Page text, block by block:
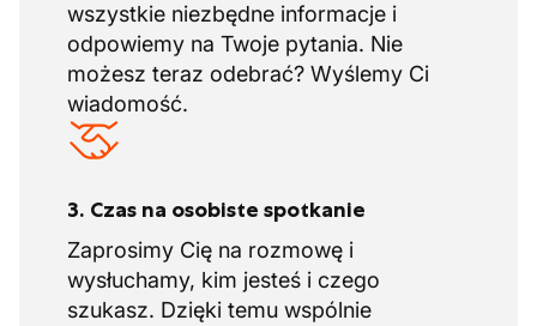
wszystkie niezbędne informacje i
odpowiemy na Twoje pytania. Nie
możesz teraz odebrać? Wyślemy Ci
wiadomość.
3. Czas na osobiste spotkanie
Zaprosimy Cię na rozmowę i
wysłuchamy, kim jesteś i czego
szukasz. Dzięki temu wspólnie